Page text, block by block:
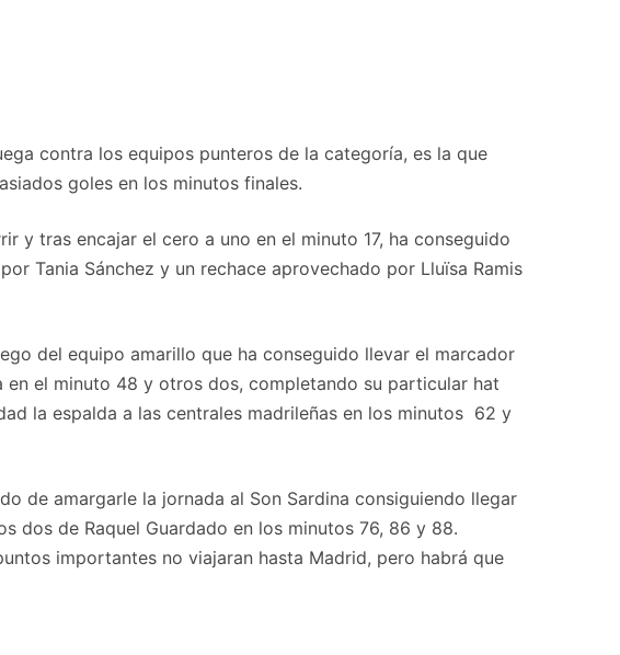
contra los equipos punteros de la categoría, es la que
goles en los minutos finales.
y tras encajar el cero a uno en el minuto 17, ha conseguido
Tania Sánchez y un rechace aprovechado por Lluïsa Ramis
del equipo amarillo que ha conseguido llevar el marcador
el minuto 48 y otros dos, completando su particular hat
la espalda a las centrales madrileñas en los minutos 62 y
de amargarle la jornada al Son Sardina consiguiendo llegar
dos de Raquel Guardado en los minutos 76, 86 y 88.
importantes no viajaran hasta Madrid, pero habrá que